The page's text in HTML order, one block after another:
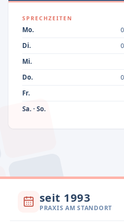
SPRECHZEITEN
Mo.
Di.
Mi.
Do.
Fr.
Sa. · So.
seit 1993
PRAXIS AM STANDORT